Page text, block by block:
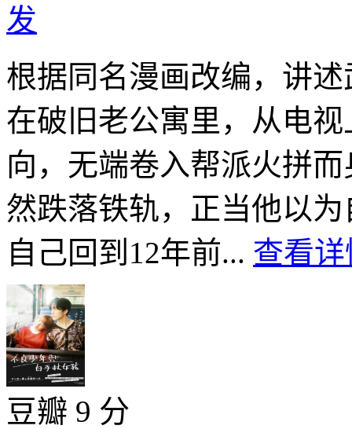
发
根据同名漫画改编，讲
在破旧老公寓里，从电
向，无端卷入帮派火拼
然跌落铁轨，正当他以
自己回到12年前... 查看详
豆瓣 9 分